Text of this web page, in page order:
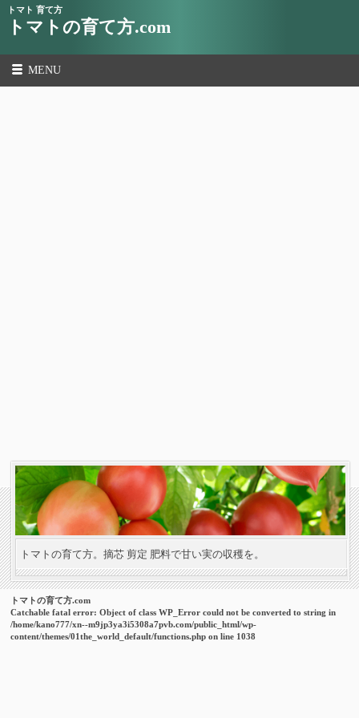
トマト 育て方
トマトの育て方.com
MENU
トマトの育て方。摘芯 剪定 肥料で甘い実の収穫を。
トマトの育て方.com
Catchable fatal error: Object of class WP_Error could not be converted to string in
/home/kano777/xn--m9jp3ya3i5308a7pvb.com/public_html/wp-
content/themes/01the_world_default/functions.php on line 1038